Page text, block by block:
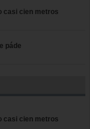
casi cien metros
páde
casi cien metros